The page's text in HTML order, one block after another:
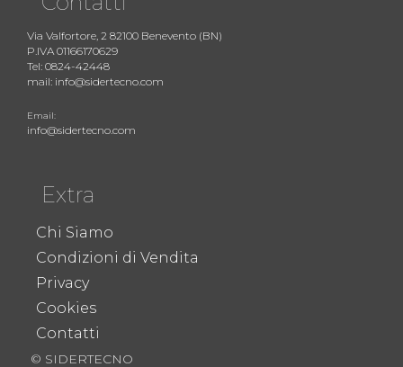
Via Valfortore, 2 82100 Benevento (BN)
P.IVA 01166170629
Tel: 0824-42448
mail: info@sidertecno.com
Email:
info@sidertecno.com
Extra
Chi Siamo
Condizioni di Vendita
Privacy
Cookies
Contatti
© SIDERTECNO